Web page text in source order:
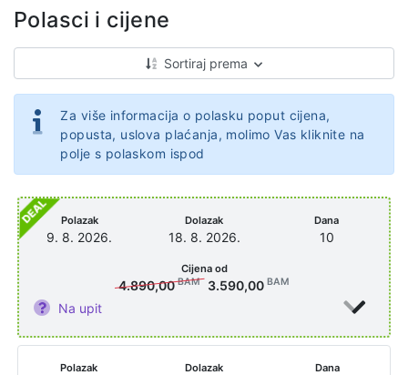
Polasci i cijene
Sortiraj prema
Za više informacija o polasku poput cijena,
popusta, uslova plaćanja, molimo Vas kliknite na
polje s polaskom ispod
Polazak
9. 8. 2026.
Dolazak
18. 8. 2026.
Dana
10
Na upit
Cijena od
4.890,00BAM 3.590,00 BAM
Polazak Dolazak Dana